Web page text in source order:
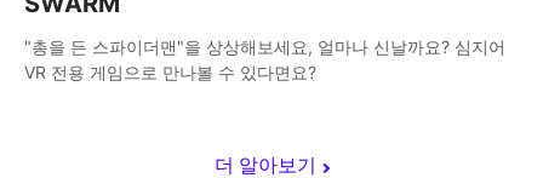
더 알아보기
"총을 든 스파이더맨"을 상상해보세요, 얼마나 신날까요? 심지어
VR 전용 게임으로 만나볼 수 있다면요?